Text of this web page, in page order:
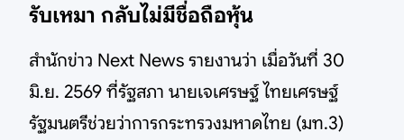
รับเหมา กลับไม่มีชื่อถือหุ้น
สำนักข่าว Next News รายงานว่า เมื่อวันที่ 30
มิ.ย. 2569 ที่รัฐสภา นายเจเศรษฐ์ ไทยเศรษฐ์
รัฐมนตรีช่วยว่าการกระทรวงมหาดไทย (มท.3)